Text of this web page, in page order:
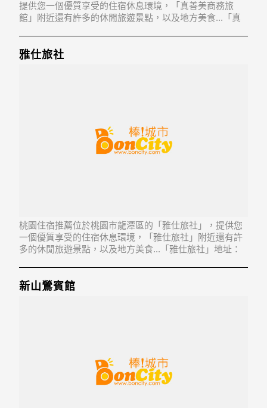
提供您一個優質享受的住宿休息環境，「真善美商務旅
館」附近還有許多的休閒旅遊景點，以及地方美食...「真
雅仕旅社
桃園住宿推薦位於桃園市龍潭區的「雅仕旅社」，提供您
一個優質享受的住宿休息環境，「雅仕旅社」附近還有許
多的休閒旅遊景點，以及地方美食...「雅仕旅社」地址：
新山鶯賓館